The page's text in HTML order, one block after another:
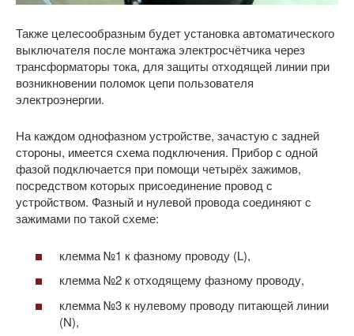
Также целесообразным будет установка автоматического
выключателя после монтажа электросчётчика через
трансформаторы тока, для защиты отходящей линии при
возникновении поломок цепи пользователя
электроэнергии.
На каждом однофазном устройстве, зачастую с задней
стороны, имеется схема подключения. Прибор с одной
фазой подключается при помощи четырёх зажимов,
посредством которых присоединение провод с
устройством. Фазный и нулевой провода соединяют с
зажимами по такой схеме:
клемма №1 к фазному проводу (L),
клемма №2 к отходящему фазному проводу,
клемма №3 к нулевому проводу питающей линии
(N),